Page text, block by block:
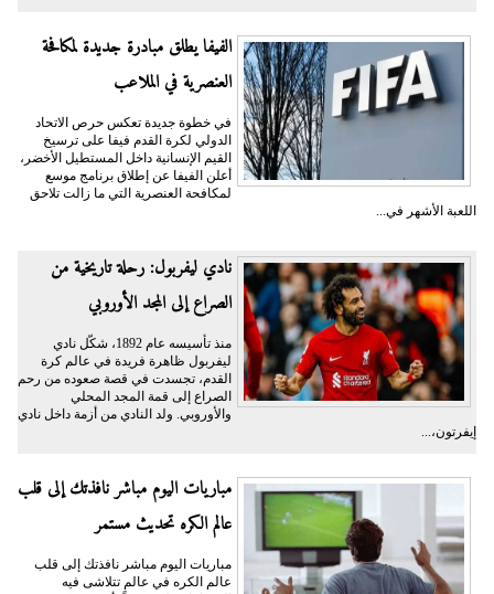
الفيفا يطلق مبادرة جديدة لمكافحة
العنصرية في الملاعب
في خطوة جديدة تعكس حرص الاتحاد
الدولي لكرة القدم فيفا على ترسيخ
القيم الإنسانية داخل المستطيل الأخضر،
أعلن الفيفا عن إطلاق برنامج موسع
لمكافحة العنصرية التي ما زالت تلاحق
اللعبة الأشهر في...
نادي ليفربول: رحلة تاريخية من
الصراع إلى المجد الأوروبي
منذ تأسيسه عام 1892، شكّل نادي
ليفربول ظاهرة فريدة في عالم كرة
القدم، تجسدت في قصة صعوده من رحم
الصراع إلى قمة المجد المحلي
والأوروبي. ولد النادي من أزمة داخل نادي
إيفرتون،...
مباريات اليوم مباشر نافذتك إلى قلب
عالم الكره تحديث مستمر
مباريات اليوم مباشر نافذتك إلى قلب
عالم الكره في عالمٍ تتلاشى فيه